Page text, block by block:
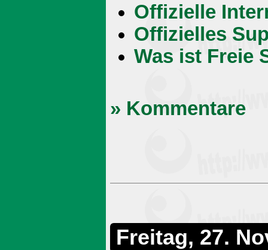
Offizielle
Offizielles
Was ist Freie
» Kommentare
Freitag, 27.